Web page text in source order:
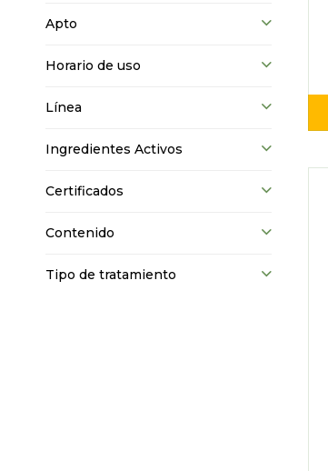
Apto
Horario de uso
Línea
Ingredientes Activos
Certificados
Contenido
Tipo de tratamiento